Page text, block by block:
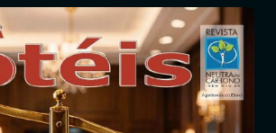
Início